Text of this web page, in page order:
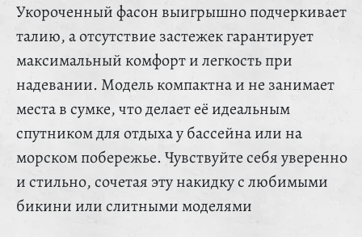
Укороченный фасон выигрышно подчеркивает
талию, а отсутствие застежек гарантирует
максимальный комфорт и легкость при
надевании. Модель компактна и не занимает
места в сумке, что делает её идеальным
спутником для отдыха у бассейна или на
морском побережье. Чувствуйте себя уверенно
и стильно, сочетая эту накидку с любимыми
бикини или слитными моделями